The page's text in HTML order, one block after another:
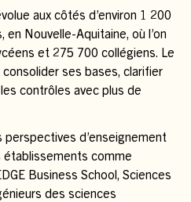
aux côtés d’environ 1 200
Nouvelle-Aquitaine, où l’on
et 275 700 collégiens. Le
ses bases, clarifier
contrôles avec plus de
d’enseignement
établissements comme
Business School, Sciences
des sciences